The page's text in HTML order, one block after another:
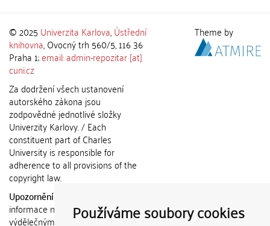
Používáme soubory cookies
© 2025 Univerzita Karlova,Ústřední
knihovna, Ovocný trh 560/5, 116 36
Praha 1;email: admin-repozitar [at]
cuni.cz
Za dodržení všech ustanovení
autorského zákona jsou
zodpovědné jednotlivé složky
Univerzity Karlovy. / Each
constituent part of Charles
University is responsible for
adherence to all provisions of the
copyright law.
Upozornění / Notice:
informace nemohou být použity k
výdělečným účelům nebo vydávány
Theme by